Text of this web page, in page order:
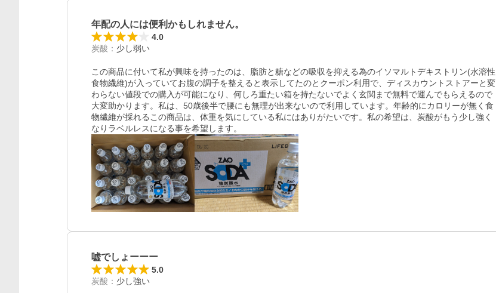
年配の人には便利かもしれません。
4.0
炭酸 ： 少し弱い
この商品に付いて私が興味を持ったのは、脂肪と糖などの吸収を抑える為のイソマルトデキストリン(水溶性
食物繊維)が入っていてお腹の調子を整えると表示してたのとクーポン利用で、ディスカウントストアーと変
わらない値段での購入が可能になり、何しろ重たい箱を持たないでよく玄関まで無料で運んでもらえるので
大変助かります。私は、50歳後半で腰にも無理が出来ないので利用しています。年齢的にカロリーが無く食
物繊維が採れるこの商品は、体重を気にしている私にはありがたいです。私の希望は、炭酸がもう少し強く
なりラベルレスになる事を希望します。
嘘でしょーーー
5.0
炭酸 ： 少し強い